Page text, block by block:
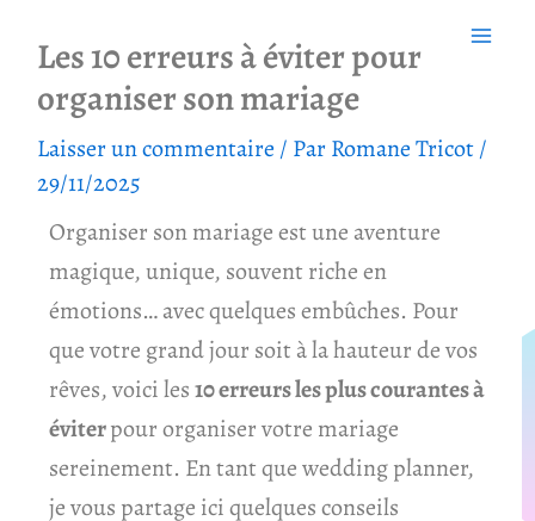
contenu
Les 10 erreurs à éviter pour
organiser son mariage
Laisser un commentaire / ParRomane Tricot/
29/11/2025
Organiser son mariage est une aventure
magique, unique, souvent riche en
émotions… avec quelques embûches. Pour
que votre grand jour soit à la hauteur de vos
rêves, voici les10 erreurs les plus courantes à
éviterpour organiser votre mariage
sereinement. En tant que wedding planner,
je vous partage ici quelques conseils